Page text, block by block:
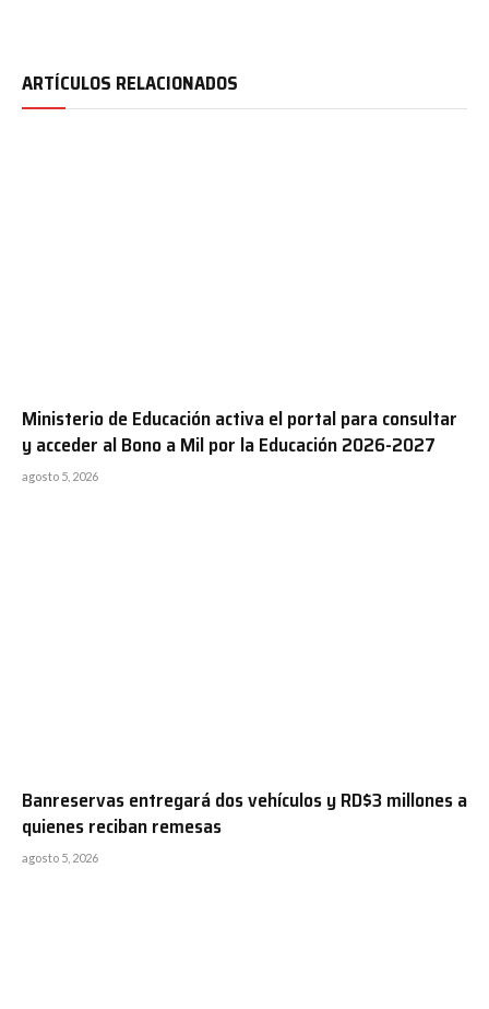
ARTÍCULOS RELACIONADOS
Ministerio de Educación activa el portal para consultar
y acceder al Bono a Mil por la Educación 2026-2027
agosto 5, 2026
Banreservas entregará dos vehículos y RD$3 millones a
quienes reciban remesas
agosto 5, 2026